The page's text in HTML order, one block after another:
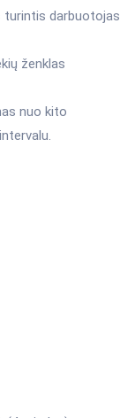
turintis darbuotojas
ženklas
nuo kito